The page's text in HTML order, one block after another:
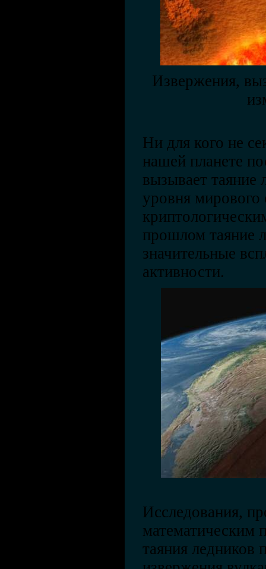
Извержения,
Ни для кого не
нашей планете
вызывает
уровня мирового
прошлом таяние
значительные
активности.
Исследования,
математическим
таяния ледников